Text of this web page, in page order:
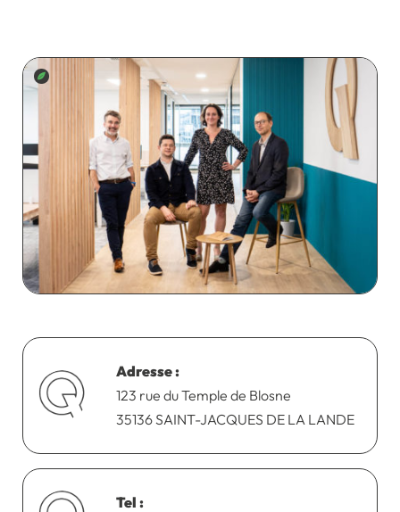
Adresse :
123 rue du Temple de Blosne
35136 SAINT-JACQUES DE LA LANDE
Tel :